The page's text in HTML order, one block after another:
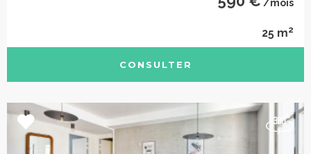
/mois
25 m2
CONSULTER